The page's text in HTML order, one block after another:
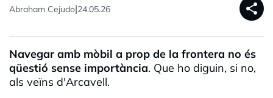
Abraham Cejudo|24.05.26 share
Navegar amb mòbil a prop de la frontera no és
qüestió sense importància. Que ho diguin, si no,
als veïns d'Arcavell.